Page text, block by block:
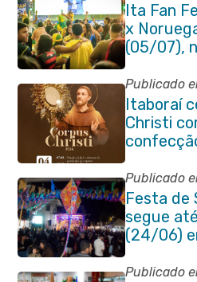
Ita Fan
x
(05/07),
Publicado
Itaboraí
Christi
e
Avenida
Publicado
Festa de
segue
(24/06)
Publicado